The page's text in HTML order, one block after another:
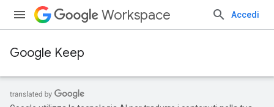
Workspace Accedi
Google Keep